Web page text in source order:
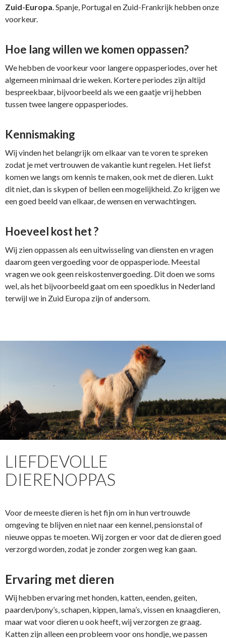
Zuid-Europa. Spanje, Portugal en Zuid-Frankrijk hebben onze
voorkeur.
Hoe lang willen we komen oppassen?
We hebben de voorkeur voor langere oppasperiodes, over het
algemeen minimaal drie weken. Kortere periodes zijn altijd
bespreekbaar, bijvoorbeeld als we een gaatje vrij hebben
tussen twee langere oppasperiodes.
Kennismaking
Wij vinden het belangrijk om elkaar van te voren te spreken
zodat je met vertrouwen de vakantie kunt regelen. Het liefst
komen we langs om kennis te maken, ook met de dieren. Lukt
dit niet, dan is skypen of bellen een mogelijkheid. Zo krijgen we
een goed beeld van elkaar, de wensen en verwachtingen.
Hoeveel kost het ?
Wij zien oppassen als een uitwisseling van diensten en vragen
daarom geen vergoeding voor de oppasperiode. Meestal
vragen we ook geen reiskostenvergoeding. Dit doen we soms
wel, als het bijvoorbeeld gaat om een spoedklus in Nederland
terwijl we in Zuid Europa zijn of andersom.
LIEFDEVOLLE
DIERENOPPAS
Voor de meeste dieren is het fijn om in hun vertrouwde
omgeving te blijven en niet naar een kennel, pensionstal of
nieuwe oppas te moeten.Wij zorgen er voor dat de dieren goed
verzorgd worden, zodat je zonder zorgen weg kan gaan.
Ervaring met dieren
Wij hebben ervaring met honden, katten, eenden, geiten,
paarden/pony’s, schapen, kippen, lama’s, vissen en knaagdieren,
maar wat voor dieren u ook heeft, wij verzorgen ze graag.
Katten zijn alleen een probleem voor ons hondje, we passen